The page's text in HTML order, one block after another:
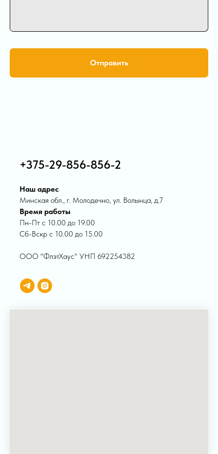
Отправить
+375-29-856-856-2
Наш адрес
Минская обл., г. Молодечно, ул. Волынца, д.7
Время работы
Пн-Пт с 10.00 до 19.00
Сб-Вскр с 10.00 до 15.00
ООО "ФлэтХаус" УНП 692254382